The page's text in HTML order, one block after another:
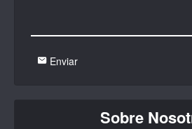
Enviar
Sobre